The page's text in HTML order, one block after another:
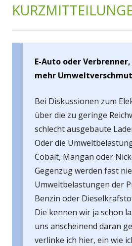
E-Auto oder
mehr
Bei Diskussionen zum
über die zu geringe
schlecht ausgebaute
Oder die
Cobalt, Mangan oder
Gegenzug werden fast
Umweltbelastungen der
Benzin oder
Die kennen wir ja schon
uns anscheinend daran
verlinke ich hier, ein wie